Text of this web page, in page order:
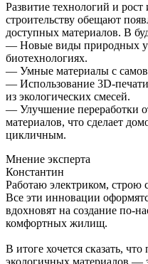
Развитие технологий и рост
строительству обещают
доступных материалов. В
— Новые виды природных
биотехнологиях.
— Умные материалы с
— Использование 3D-
из экологических смесей.
— Улучшение переработки
материалов, что сделает
цикличным.
Мнение эксперта
Константин
Работаю электриком, строю
Все эти инновации
вдохновят на создание по-
комфортных жилищ.
В итоге хочется сказать,